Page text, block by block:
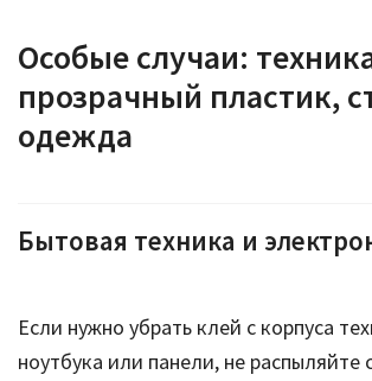
Особые случаи:
прозрачный пластик,
одежда
Бытовая техника и
Если нужно убрать клей с корпуса
ноутбука или панели, не распыляйте